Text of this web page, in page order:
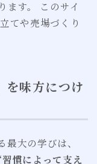
ます。 このサイ
てや売場づくり
を味方につけ
大の学びは、
慣によって支え